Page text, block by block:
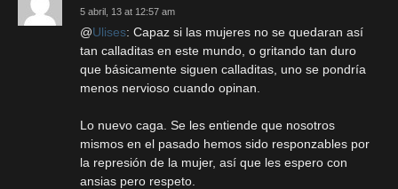
5 abril, 13 at 12:57 am
@Ulises: Capaz si las mujeres no se quedaran así
tan calladitas en este mundo, o gritando tan duro
que básicamente siguen calladitas, uno se pondría
menos nervioso cuando opinan.
Lo nuevo caga. Se les entiende que nosotros
mismos en el pasado hemos sido responzables por
la represión de la mujer, así que les espero con
ansias pero respeto.